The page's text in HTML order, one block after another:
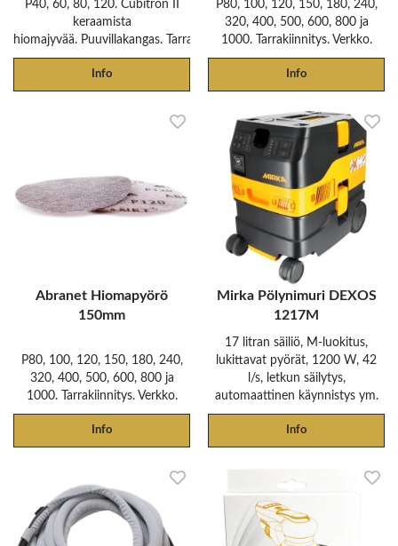
P40, 60, 80, 120. Cubitron II
keraamista
hiomajyvää. Puuvillakangas. Tarrakiinnitys.
Info
P80, 100, 120, 150, 180, 240,
320, 400, 500, 600, 800 ja
1000. Tarrakiinnitys. Verkko.
Info
Abranet Hiomapyörö
150mm
P80, 100, 120, 150, 180, 240,
320, 400, 500, 600, 800 ja
1000. Tarrakiinnitys. Verkko.
Info
Mirka Pölynimuri DEXOS
1217M
17 litran säiliö, M-luokitus,
lukittavat pyörät, 1200 W, 42
l/s, letkun säilytys,
automaattinen käynnistys ym.
Info